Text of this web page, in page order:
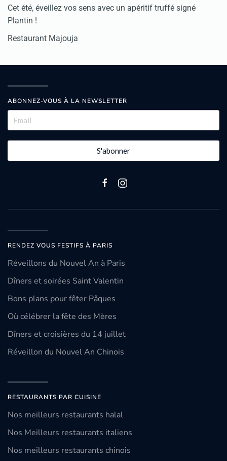
Cet été, éveillez vos sens avec un apéritif truffé signé
Plantin !
Restaurant Majouja
ABONNEZ-VOUS À LA NEWSLETTER
S'abonner
RENDEZ VOUS FESTIFS À PARIS
Réveillons du Nouvel An à Paris
Dîners et soirées Saint Valentin
Bons plans pour fêter Pâques
Où célébrer la fête des Mères
Dîners et croisières du 14 juillet
Réveillon du Nouvel An Chinois
RESTAURANTS PAR CUISINE
Nos meilleurs restaurants halal
Nos Meilleurs restaurants italiens
Nos meilleurs restaurants chinois